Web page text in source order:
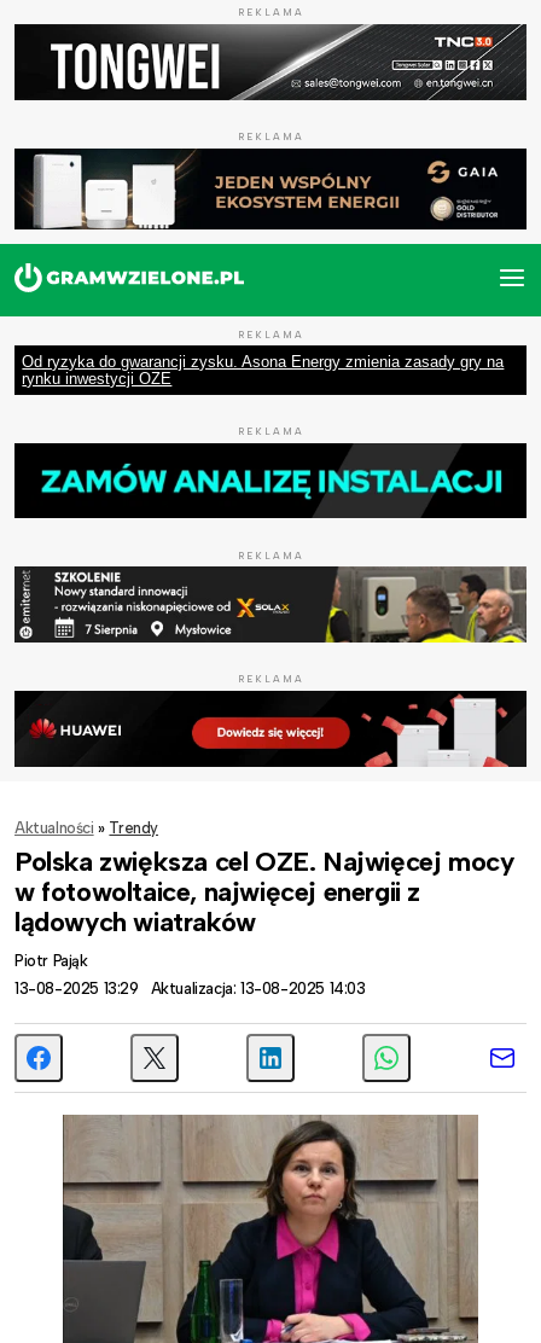
REKLAMA
REKLAMA
REKLAMA
Od ryzyka do gwarancji zysku. Asona Energy zmienia zasady gry na
rynku inwestycji OZE
REKLAMA
REKLAMA
REKLAMA
Aktualności » Trendy
Polska zwiększa cel OZE. Najwięcej mocy
w fotowoltaice, najwięcej energii z
lądowych wiatraków
Piotr Pająk
13-08-2025 13:29
Aktualizacja: 13-08-2025 14:03